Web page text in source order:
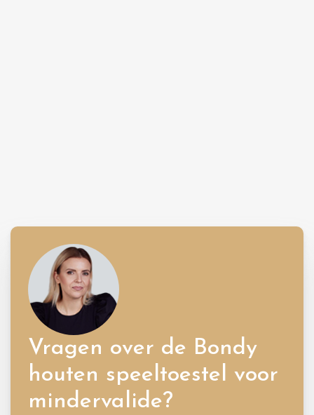
Vragen over de Bondy
houten speeltoestel voor
mindervalide?